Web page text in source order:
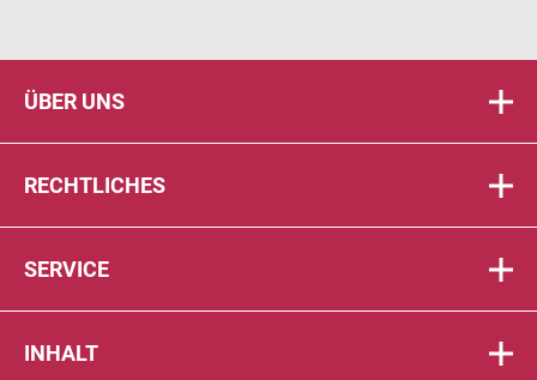
ÜBER UNS
RECHTLICHES
SERVICE
INHALT